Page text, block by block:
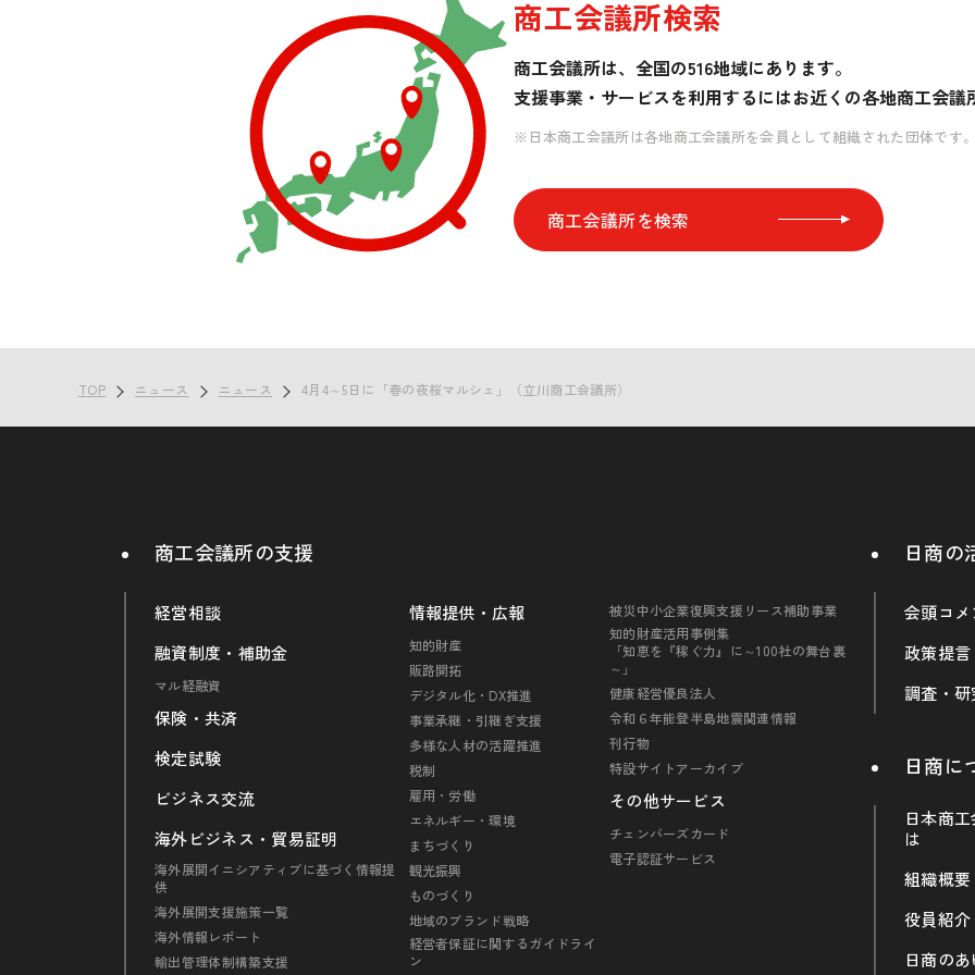
商工会議所検索
商工会議所は、全国の516地域にあります。
支援事業・サービスを利用するにはお近くの各地商工会議
※日本商工会議所は各地商工会議所を会員として組織された団体です。
商工会議所を検索
TOP ニュース ニュース 4月4～5日に「春の夜桜マルシェ」（立川商工会議所）
商工会議所の支援
経営相談
融資制度・補助金
マル経融資
保険・共済
検定試験
ビジネス交流
海外ビジネス・貿易証明
海外展開イニシアティブに基づく情報提
供
海外展開支援施策一覧
海外情報レポート
輸出管理体制構築支援
情報提供・広報
知的財産
販路開拓
デジタル化・DX推進
事業承継・引継ぎ支援
多様な人材の活躍推進
税制
雇用・労働
エネルギー・環境
まちづくり
観光振興
ものづくり
地域のブランド戦略
経営者保証に関するガイドライ
ン
被災中小企業復興支援リース補助事業
知的財産活用事例集
「知恵を『稼ぐ力』に～100社の舞台裏
～」
健康経営優良法人
令和６年能登半島地震関連情報
刊行物
特設サイトアーカイブ
その他サービス
チェンバーズカード
電子認証サービス
日商の
会頭コメ
政策提言
調査・研
日商に
日本商
は
組織概要
役員紹介
日商の